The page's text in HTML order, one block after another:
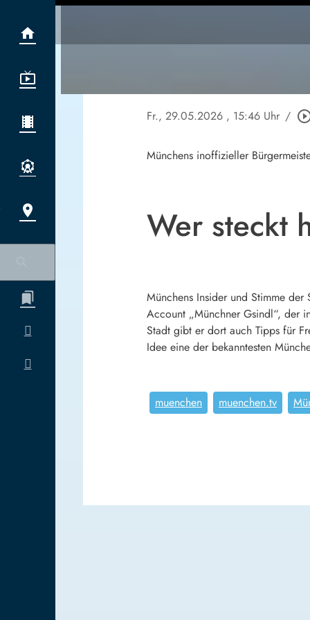
Fr., 29.05.2026 , 15:46 Uhr /
Münchens inoffizieller
Wer steckt
Münchens Insider und Stimme
Account „Münchner Gsindl“, der
Stadt gibt er dort auch Tipps für
Idee eine der bekanntesten
muenchen muenchen.tv